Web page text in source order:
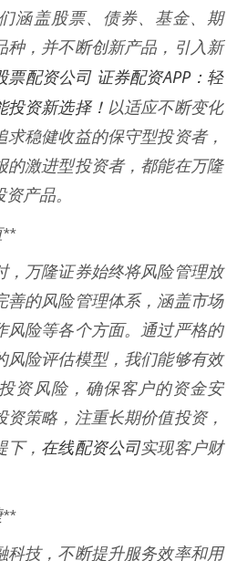
涵盖股票、债券、基金、期
种，并不断创新产品，引入新
票配资公司 证券配资APP：轻
资新选择！ 以适应不断变化
稳健收益的保守型投资者，
的激进型投资者，都能在万隆
产品。
，万隆证券始终将风险管理放
善的风险管理体系，涵盖市场
风险等各个方面。通过严格的
风险评估模型，我们能够有效
资风险，确保客户的资金安
策略，注重长期价值投资，
， 在线配资公司实现客户财
科技，不断提升服务效率和用